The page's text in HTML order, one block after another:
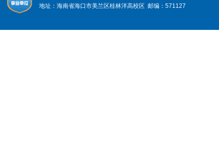
地址：海南省海口市美兰区桂林洋高校区 邮编：571127